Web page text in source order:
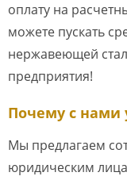
оплату на
можете пускать
нержавеющей
предприятия!
Почему с нами
Мы предлагаем
юридическим